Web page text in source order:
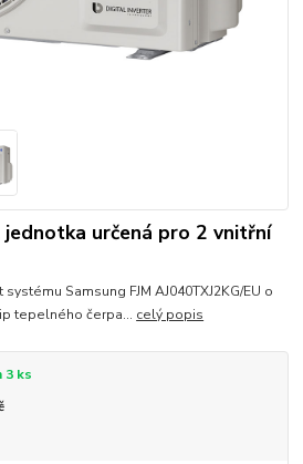
určená pro 2 vnitřní
Samsung FJM AJ040TXJ2KG/EU o
tepelného čerpa... celý popis
3 ks